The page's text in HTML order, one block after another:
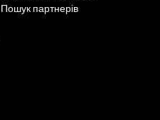
Пошук партнерів